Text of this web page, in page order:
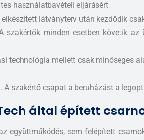
használatbavételi eljárásért
látványterv után kezdődik
szakértők minden esetben követik
technológia mellett csak minőséges
szakértő csapat a beruházást a
által épített
együttműködés, sem felépített